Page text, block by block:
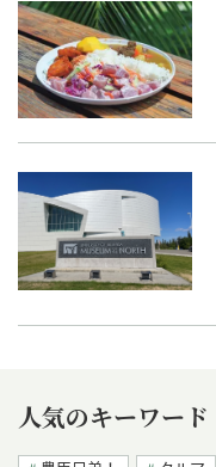
人気のキーワード